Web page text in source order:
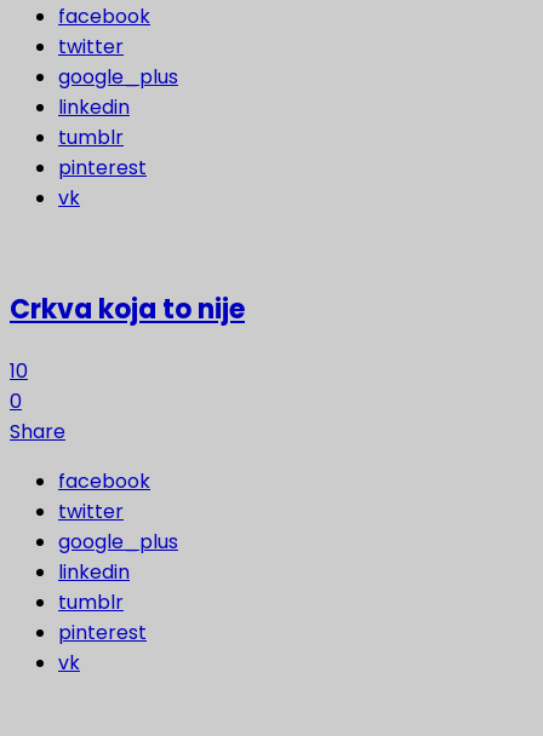
facebook
twitter
google_plus
linkedin
tumblr
pinterest
vk
Crkva koja to nije
10
0
Share
facebook
twitter
google_plus
linkedin
tumblr
pinterest
vk